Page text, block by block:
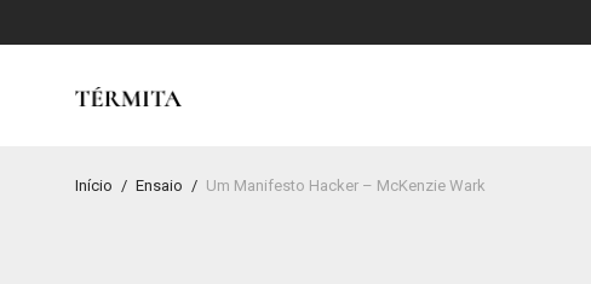
Início / Ensaio / Um Manifesto Hacker – McKenzie Wark